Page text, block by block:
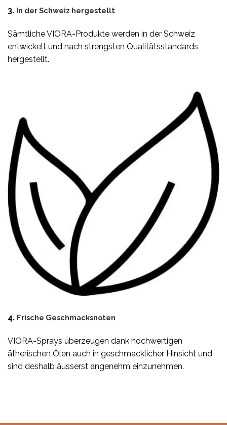
3. In der Schweiz hergestellt
Sämtliche VIORA-Produkte werden in der Schweiz
entwickelt und nach strengsten Qualitätsstandards
hergestellt.
4. Frische Geschmacksnoten
VIORA-Sprays überzeugen dank hochwertigen
ätherischen Ölen auch in geschmacklicher Hinsicht und
sind deshalb äusserst angenehm einzunehmen.